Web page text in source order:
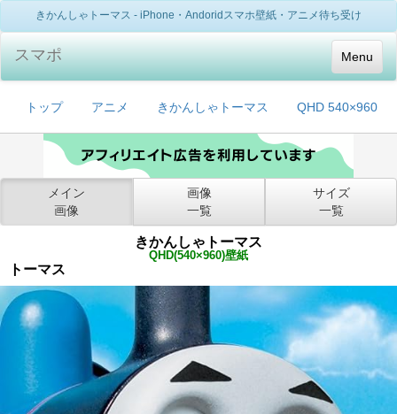
きかんしゃトーマス - iPhone・Andoridスマホ壁紙・アニメ待ち受け
Menu
スマポ
トップ アニメ きかんしゃトーマス QHD 540×960
メイン
画像
画像
一覧
サイズ
一覧
きかんしゃトーマス
QHD(540×960)壁紙
トーマス